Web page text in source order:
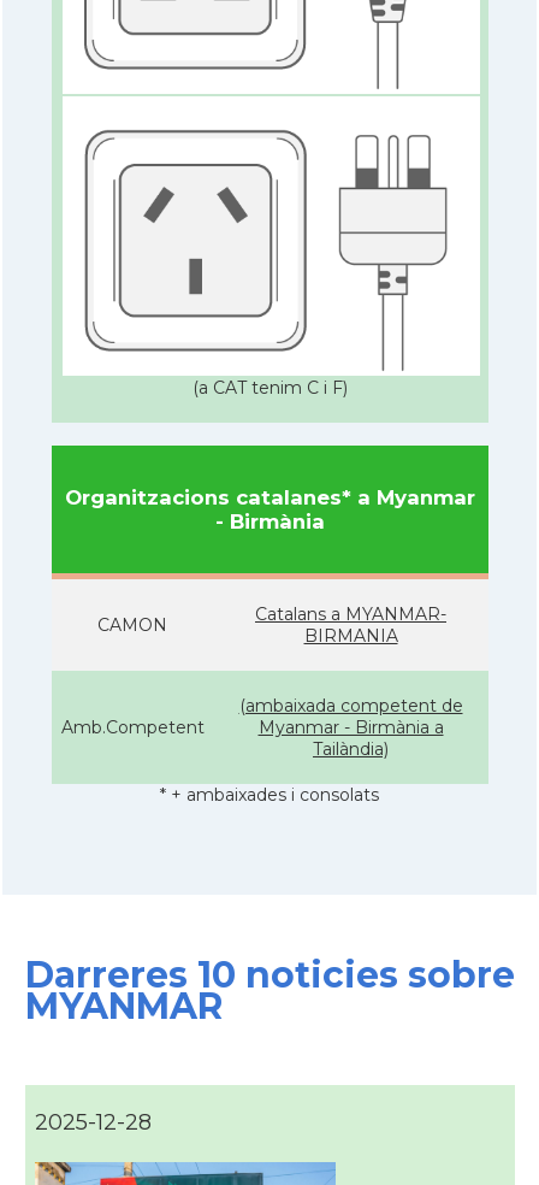
(a CAT tenim C i F)
Organitzacions catalanes* a Myanmar
- Birmània
CAMON
Catalans a MYANMAR-
BIRMANIA
Amb.Competent
(ambaixada competent de
Myanmar - Birmània a
Tailàndia)
* + ambaixades i consolats
Darreres 10 noticies sobre
MYANMAR
2025-12-28